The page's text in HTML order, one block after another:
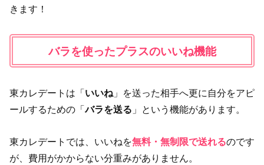
きます！
バラを使ったプラスのいいね機能
東カレデートは「いいね」を送った相手へ更に自分をアピ
ールするための「バラを送る 」という機能があります。
東カレデートでは、いいねを無料・無制限で送れるのです
が、費用がかからない分重みがありません。